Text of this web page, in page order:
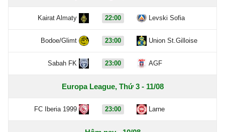
Kairat Almaty 22:00 Levski Sofia
Bodoe/Glimt 23:00 Union St.Gilloise
Sabah FK 23:00 AGF
Europa League, Thứ 3 - 11/08
FC Iberia 1999 23:00 Larne